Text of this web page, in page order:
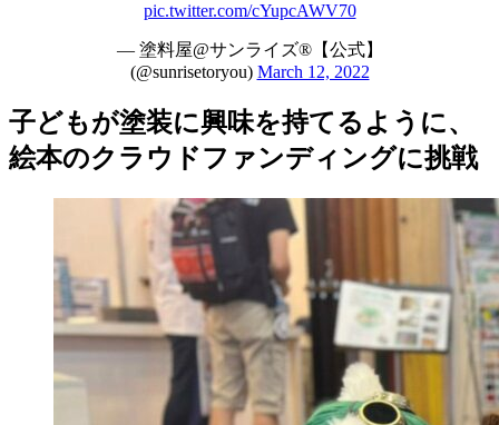
pic.twitter.com/cYupcAWV70
— 塗料屋@サンライズ®︎【公式】
(@sunrisetoryou) March 12, 2022
子どもが塗装に興味を持てるように、
絵本のクラウドファンディングに挑戦